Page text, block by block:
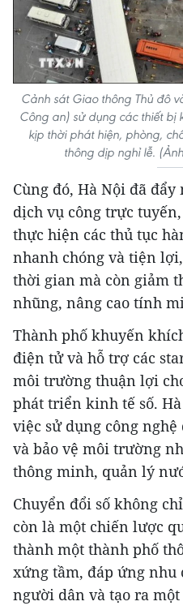
Cảnh sát Giao thông Thủ đô
Công an) sử dụng các thiết bị
kịp thời phát hiện, phòng,
thông dịp nghỉ lễ.
Cùng đó, Hà Nội đã
dịch vụ công trực
thực hiện các thủ tục
nhanh chóng và tiện
thời gian mà còn giảm
nhũng, nâng cao tính
Thành phố khuyến
điện tử và hỗ trợ các
môi trường thuận lợi
phát triển kinh tế số.
việc sử dụng công
và bảo vệ môi trường
thông minh, quản lý
Chuyển đổi số không
còn là một chiến lược
thành một thành phố
xứng tầm, đáp ứng nhu
người dân và tạo ra